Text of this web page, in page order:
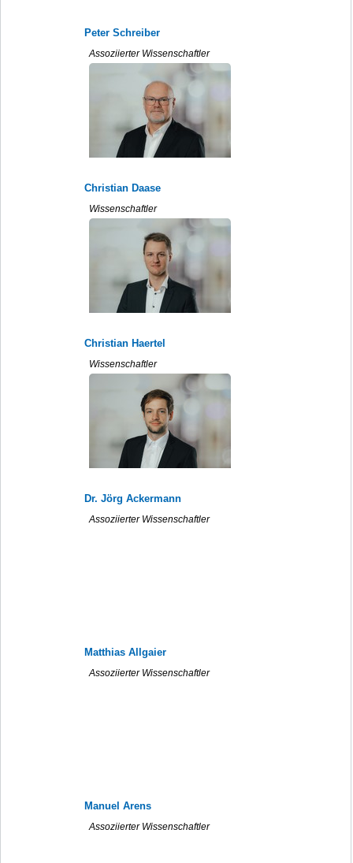
Peter Schreiber
Assoziierter Wissenschaftler
Christian Daase
Wissenschaftler
Christian Haertel
Wissenschaftler
Dr. Jörg Ackermann
Assoziierter Wissenschaftler
Matthias Allgaier
Assoziierter Wissenschaftler
Manuel Arens
Assoziierter Wissenschaftler